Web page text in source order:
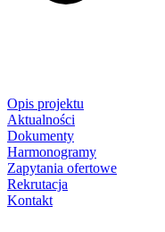
Opis projektu
Aktualności
Dokumenty
Harmonogramy
Zapytania ofertowe
Rekrutacja
Kontakt